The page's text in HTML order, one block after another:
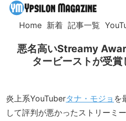
Home 新着 記事一覧
悪名高いStreamy
タービーストが受
炎上系YouTuberタナ・モジョ を
して評判が悪かったストリーミ